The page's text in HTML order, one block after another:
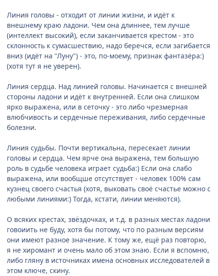
Линия головы - отходит от линии жизни, и идёт к
внешнему краю ладони. Чем она длиннее, тем лучше
(интеллект высокий), если заканчивается крестом - это
склонность к сумасшествию, надо беречся, если загибается
вниз (идёт на "Луну") - это, по-моему, признак фантазёра:)
(хотя тут я не уверен).
Линия сердца. Над линией головы. Начинается с внешней
стороны ладони и идёт к внутренней. Если она слишком
ярко выражена, или в сеточку - это либо чрезмерная
влюбчивость и сердечные переживания, либо сердечные
болезни.
Линия судьбы. Почти вертикальна, пересекает линии
головы и сердца. Чем ярче она выражена, тем большую
роль в судьбе человека играет судьба:) Если она слабо
выражена, или вообщше отсутствует - человек 100% сам
кузнец своего счастья (хотя, выковать своё счастье можно с
любыми линиями:) Тогда, кстати, линии меняются).
О всяких крестах, звёздочках, и т.д. в разных местах ладони
говоиить не буду, хотя бы потому, что по разным версиям
они имеют разное значение. К тому же, ещё раз повторю,
я не хиромант и очень мало об этом знаю. Если я вспомню,
либо гляну в источниках имена основных исследователей в
этом ключе, скину.